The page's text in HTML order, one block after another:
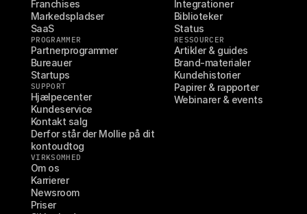
Franchises
Markedspladser
SaaS
PROGRAMMER
Partnerprogrammer
Bureauer
Startups
SUPPORT
Hjælpecenter
Kundeservice
Kontakt salg
Derfor står der Mollie på dit
kontoudtog
VIRKSOMHED
Om os
Karrierer
Newsroom
Priser
Integrationer
Biblioteker
Status
RESSOURCER
Artikler & guides
Brand-materialer
Kundehistorier
Papirer & rapporter
Webinarer & events